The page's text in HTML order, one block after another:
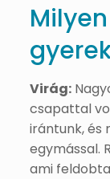
Virág:
csapattal
irántunk, és
egymással.
ami